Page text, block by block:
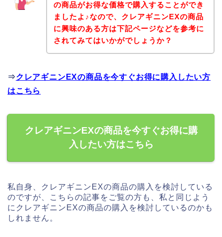
の商品がお得な価格で購入することができ
ましたよ♪なので、クレアギニンEXの商品
に興味のある方は下記ページなどを参考に
されてみてはいかがでしょうか？
⇒クレアギニンEXの商品を今すぐお得に購入したい方
はこちら
クレアギニンEXの商品を今すぐお得に購
入したい方はこちら
私自身、クレアギニンEXの商品の購入を検討している
のですが、こちらの記事をご覧の方も、私と同じよう
にクレアギニンEXの商品の購入を検討しているのかも
しれません。